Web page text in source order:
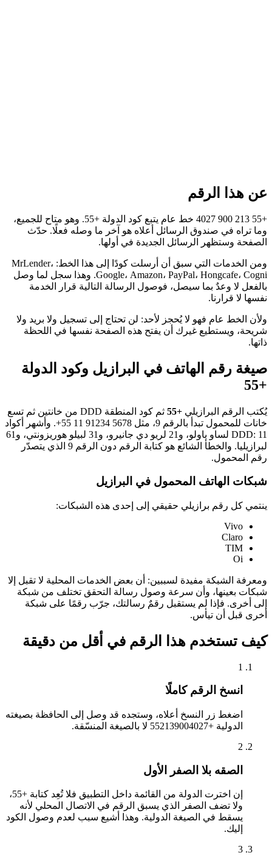
عن هذا الرقم
+55 213 900 4027 خط عام يتبع كود الدولة +55. وهو متاح للجميع،
وما تراه في صندوق الرسائل أعلاه هو آخر ما وصله فعلًا. حدّث
الصفحة وستظهر الرسائل الجديدة في أولها.
ومن الخدمات التي سبق أن أرسلت كودًا إلى هذا الخط: MrLender،
Google، Amazon، PayPal، Hongcafe، Cogni. وهذا سجل لما وصل
بالفعل لا وعدٌ بما سيصل، فوصول الرسالة التالية قرار الخدمة
نفسها لا قرارنا.
ولأن الخط عام فهو لا يُحجز لأحد: لن تحتاج إلى تسجيل ولا بريد ولا
شريحة، ويستطيع غيرك أن يفتح هذه الصفحة نفسها في اللحظة
ذاتها.
صيغة رقم الهاتف في البرازيل وكود الدولة
+55
يُكتب الرقم البرازيلي +55
ثم كود المنطقة DDD من خانتين ثم تسع
خانات للمحمول تبدأ بالرقم 9، مثل
+55 11 91234 5678. وأشهر أكواد
DDD: 11 لساو باولو، و21 لريو دي جانيرو، و31 لبيلو هوريزونتي، و61
لبرازيليا. والخطأ الشائع هو كتابة الرقم دون الرقم 9 الذي يتصدّر
رقم المحمول.
شبكات الهاتف المحمول في البرازيل
ينتمي كل رقم برازيلي حقيقي إلى إحدى هذه الشبكات:
Vivo
Claro
TIM
Oi
ومعرفة الشبكة مفيدة لسببين: أن بعض الخدمات المحلية لا تقبل إلا
شبكات بعينها، وأن سرعة وصول رسالة التحقق تختلف من شبكة
إلى أخرى. فإذا لم يستقبل رقمٌ رسالتك، جرّب رقمًا على شبكة
أخرى قبل أن تيأس.
كيف تستخدم هذا الرقم في أقل من دقيقة
1
انسخ الرقم كاملًا
اضغط زر النسخ أعلاه، وستجده قد وصل إلى الحافظة بصيغته
الدولية +552139004027 لا بالصيغة المنسّقة.
2
الصقه بلا الصفر الأول
إن اخترت الدولة من القائمة داخل التطبيق فلا تُعِد كتابة +55،
ولا تضف الصفر الذي يسبق الرقم في الاتصال المحلي لأنه
يسقط في الصيغة الدولية. وهذا أشيع سبب لعدم وصول الكود
إليك.
3